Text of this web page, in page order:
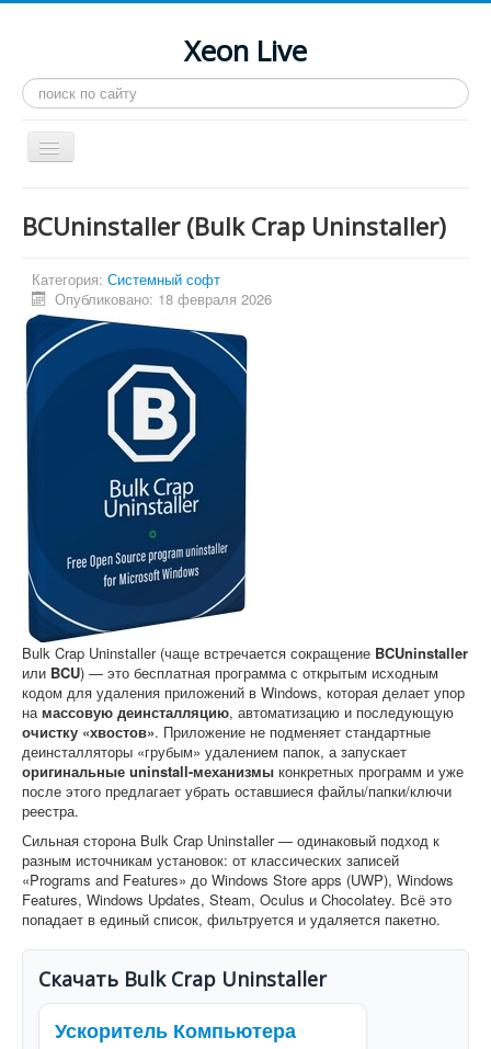
Xeon Live
Искать...
Toggle
Navigation
LGA 2011-3
LGA 2011
Процессоры
Инструкции
Системные программы
BCUninstaller (Bulk Crap Uninstaller)
Категория: Системный софт
Опубликовано: 18 февраля 2026
Bulk Crap Uninstaller (чаще встречается сокращение BCUninstaller
или BCU) — это бесплатная программа с открытым исходным
кодом для удаления приложений в Windows, которая делает упор
на массовую деинсталляцию, автоматизацию и последующую
очистку «хвостов». Приложение не подменяет стандартные
деинсталляторы «грубым» удалением папок, а запускает
оригинальные uninstall-механизмы конкретных программ и уже
после этого предлагает убрать оставшиеся файлы/папки/ключи
реестра.
Сильная сторона Bulk Crap Uninstaller — одинаковый подход к
разным источникам установок: от классических записей
«Programs and Features» до Windows Store apps (UWP), Windows
Features, Windows Updates, Steam, Oculus и Chocolatey. Всё это
попадает в единый список, фильтруется и удаляется пакетно.
Скачать Bulk Crap Uninstaller
Ускоритель Компьютера